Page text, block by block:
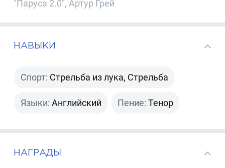
"Паруса 2.0", Артур Грей
НАВЫКИ
Спорт: Стрельба из лука, Стрельба
Языки: Английский Пение: Тенор
НАГРАДЫ